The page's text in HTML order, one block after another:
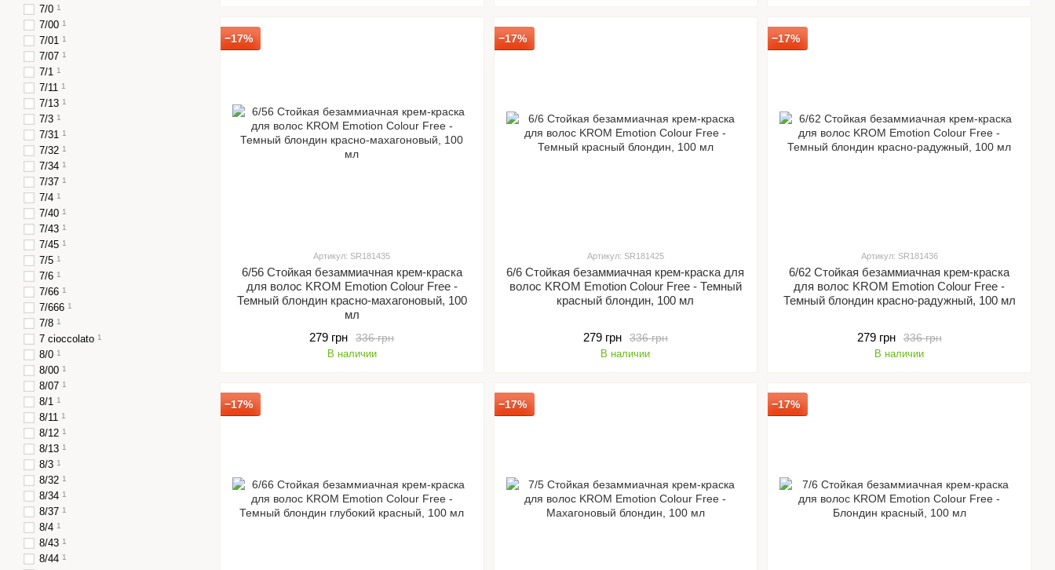
−17%
Артикул: SR181435
6/56 Стойкая безаммиачная крем-краска
для волос KROM Emotion Colour Free -
Темный блондин красно-махагоновый, 100
мл
336 грн
279 грн
В наличии
−17%
Артикул: SR181425
6/6 Стойкая безаммиачная крем-краска для
волос KROM Emotion Colour Free - Темный
красный блондин, 100 мл
336 грн
279 грн
В наличии
−17%
Артикул: SR181436
6/62 Стойкая безаммиачная крем-краска
для волос KROM Emotion Colour Free -
Темный блондин красно-радужный, 100 мл
336 грн
279 грн
В наличии
−17% −17% −17%
7/0 1
7/00 1
7/01 1
7/07 1
7/1 1
7/11 1
7/13 1
7/3 1
7/31 1
7/32 1
7/34 1
7/37 1
7/4 1
7/40 1
7/43 1
7/45 1
7/5 1
7/6 1
7/66 1
7/666 1
7/8 1
7 cioccolato 1
8/0 1
8/00 1
8/07 1
8/1 1
8/11 1
8/12 1
8/13 1
8/3 1
8/32 1
8/34 1
8/37 1
8/4 1
8/43 1
8/44 1